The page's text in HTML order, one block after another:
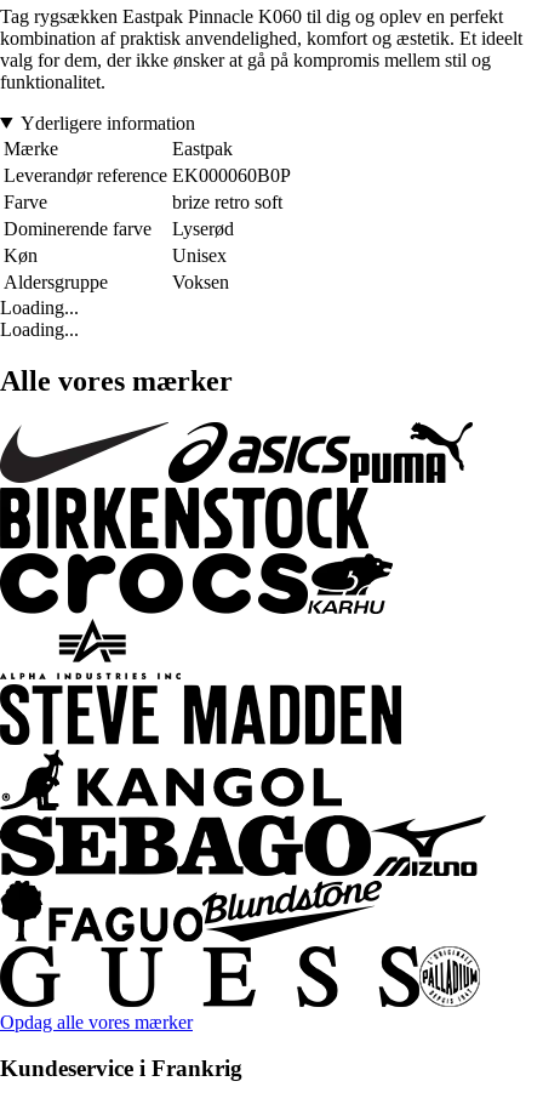
Tag rygsækken Eastpak Pinnacle K060 til dig og oplev en perfekt
kombination af praktisk anvendelighed, komfort og æstetik. Et ideelt
valg for dem, der ikke ønsker at gå på kompromis mellem stil og
funktionalitet.
Yderligere information
Mærke
Eastpak
Leverandør reference EK000060B0P
Farve
brize retro soft
Dominerende farve
Lyserød
Køn
Unisex
Aldersgruppe
Voksen
Loading...
Loading...
Alle vores mærker
Opdag alle vores mærker
Kundeservice i Frankrig